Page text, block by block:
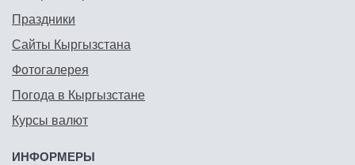
Праздники
Сайты Кыргызстана
Фотогалерея
Погода в Кыргызстане
Курсы валют
ИНФОРМЕРЫ